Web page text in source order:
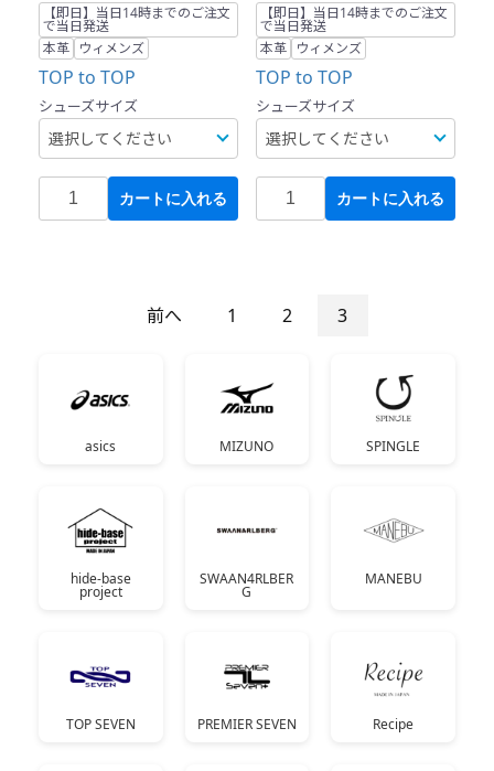
【即日】当日14時までのご注文
で当日発送
本革 ウィメンズ
TOP to TOP
シューズサイズ
カートに入れる
【即日】当日14時までのご注文
で当日発送
本革 ウィメンズ
TOP to TOP
シューズサイズ
カートに入れる
前へ 1 2 3
asics MIZUNO SPINGLE
hide-base
project
SWAAN4RLBER
G
MANEBU
TOP SEVEN PREMIER SEVEN Recipe